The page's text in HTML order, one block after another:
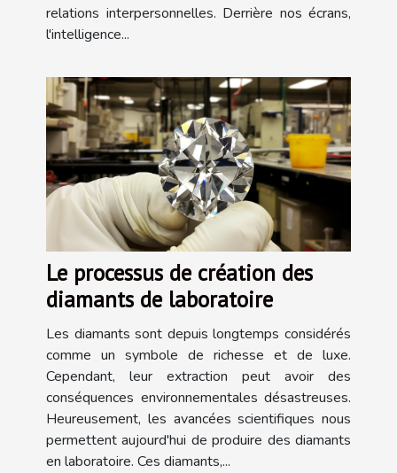
relations interpersonnelles. Derrière nos écrans,
l'intelligence...
Le processus de création des
diamants de laboratoire
Les diamants sont depuis longtemps considérés
comme un symbole de richesse et de luxe.
Cependant, leur extraction peut avoir des
conséquences environnementales désastreuses.
Heureusement, les avancées scientifiques nous
permettent aujourd'hui de produire des diamants
en laboratoire. Ces diamants,...